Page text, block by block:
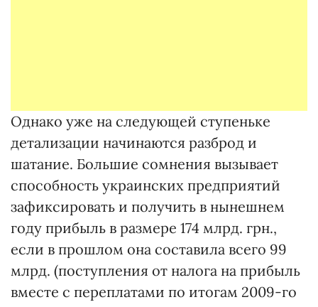
Однако уже на следующей ступеньке
детализации начинаются разброд и
шатание. Большие сомнения вызывает
способность украинских предприятий
зафиксировать и получить в нынешнем
году прибыль в размере 174 млрд. грн.,
если в прошлом она составила всего 99
млрд. (поступления от налога на прибыль
вместе с переплатами по итогам 2009-го